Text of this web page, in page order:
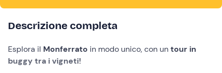
Descrizione completa
Esplora il Monferrato in modo unico, con untour in
buggy tra i vigneti!